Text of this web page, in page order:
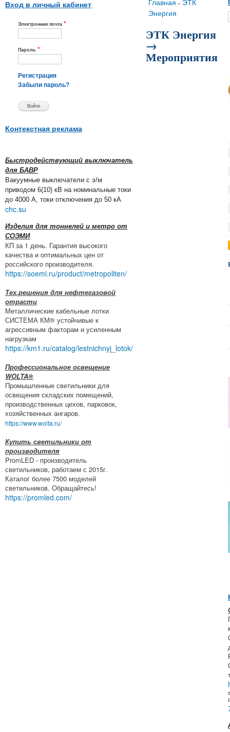
Вход в личный кабинет
Электронная почта *
Пароль *
Регистрация
Забыли пароль?
Контекстная реклама
Быстродействующий выключатель
для БАВР
Вакуумные выключатели с э/м
приводом 6(10) кВ на номинальные токи
до 4000 А, токи отключения до 50 кА
chc.su
Изделия для тоннелей и метро от
СОЭМИ
КП за 1 день. Гарантия высокого
качества и оптимальных цен от
российского производителя.
https://soemi.ru/product/metropoliten/
Тех.решения для нефтегазовой
отрасти
Металлические кабельные лотки
СИСТЕМА КМ® устойчивые к
агрессивным факторам и усиленным
нагрузкам
https://km1.ru/catalog/lestnichnyj_lotok/
Профессиональное освещение
WOLTA®
Промышленные светильники для
освещения складских помещений,
производственных цехов, парковок,
хозяйственных ангаров.
https://www.wolta.ru/
Купить светильники от
производителя
PromLED - производитель
светильников, работаем с 2015г.
Каталог более 7500 моделей
светильников. Обращайтесь!
https://promled.com/
Вы здесь
Главная » ЭТК
Энергия
ЭТК Энергия
→
Мероприятия